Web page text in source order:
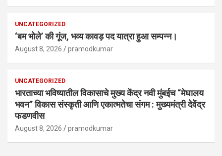
UNCATEGORIZED
‘बम भोले’ की गूंज, भव्य कावड़ पद यात्रा हुआ सम्पन्न।
August 8, 2026 pramodkumar
UNCATEGORIZED
भारताच्या भविष्यातील विकासाचे मुख्य केंद्र नवी मुंबईच “मेघालय
भवन” विकास संस्कृती आणि एकात्मतेचा संगम : मुख्यमंत्री देवेंद्र
फडणवीस
August 8, 2026 pramodkumar